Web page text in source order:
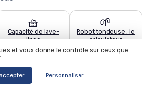
🧺
Capacité de lave-
linge
🌱
Robot tondeuse : le
calculateur
vaisselle
et vous donne le contrôle sur ceux que
Personnaliser